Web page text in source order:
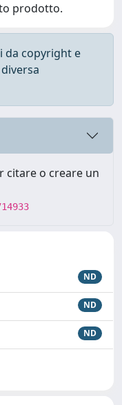
prodotto.
da copyright e
citare o creare un
ND
ND
ND